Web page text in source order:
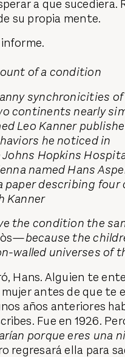
a que sucediera.
su propia mente.
of a condition
synchronicities
continents nearly
Leo Kanner
he noticed in
Johns Hopkins
named Hans
paper describing
Kanner
the condition the
—because the
walled universes of
Hans. Alguien te
antes de que te
años anteriores
Fue en 1926.
porque eres una
regresará ella para